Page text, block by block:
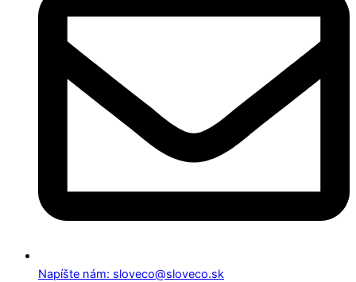
Napíšte nám: sloveco@sloveco.sk